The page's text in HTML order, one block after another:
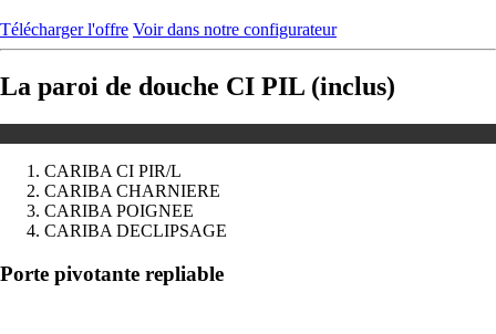
Télécharger l'offre Voir dans notre configurateur
La paroi de douche CI PIL (inclus)
CARIBA CI PIR/L
CARIBA CHARNIERE
CARIBA POIGNEE
CARIBA DECLIPSAGE
Précédent
Suivant
Porte pivotante repliable